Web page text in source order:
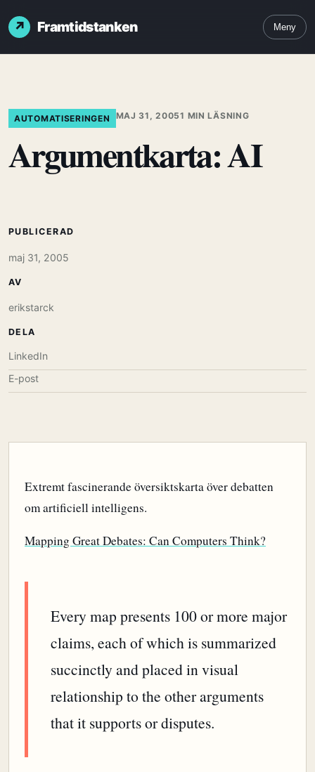
Framtidstanken Meny
AUTOMATISERINGEN MAJ 31, 20051 MIN LÄSNING
Argumentkarta: AI
Extremt fascinerande översiktskarta över debatten
om artificiell intelligens.
Mapping Great Debates: Can Computers Think?
Every map presents 100 or more major
claims, each of which is summarized
succinctly and placed in visual
relationship to the other arguments
that it supports or disputes.
PUBLICERAD
maj 31, 2005
AV
erikstarck
DELA
LinkedIn
E-post